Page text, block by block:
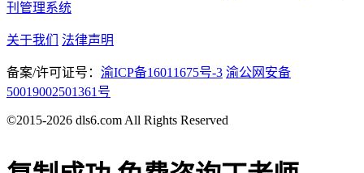
刊管理系统
关于我们 法律声明
备案/许可证号： 渝ICP备16011675号-3 渝公网安备
50019002501361号
©2015-2026 dls6.com All Rights Reserved